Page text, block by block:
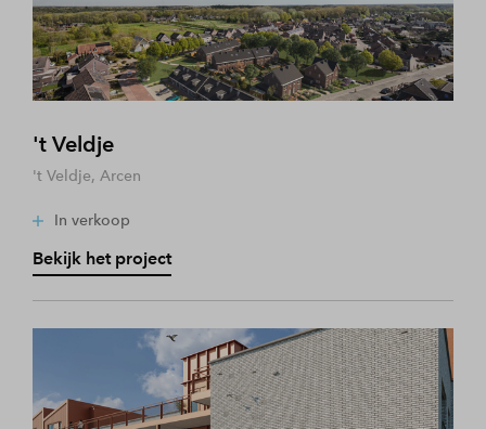
't Veldje
't Veldje, Arcen
In verkoop
Bekijk het project